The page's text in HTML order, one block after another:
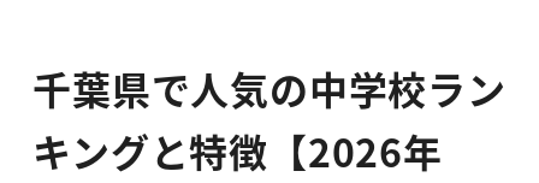
千葉県で人気の中学校ラン
キングと特徴【2026年